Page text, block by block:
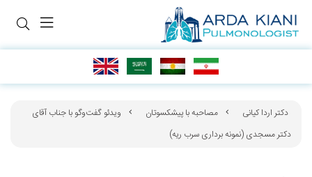
دکتر اردا کیانی مصاحبه با پیشکسوتان
ویدئو گفت‌وگو با جناب آقای
دکتر مسجدی (نمونه برداری سرب ریه)